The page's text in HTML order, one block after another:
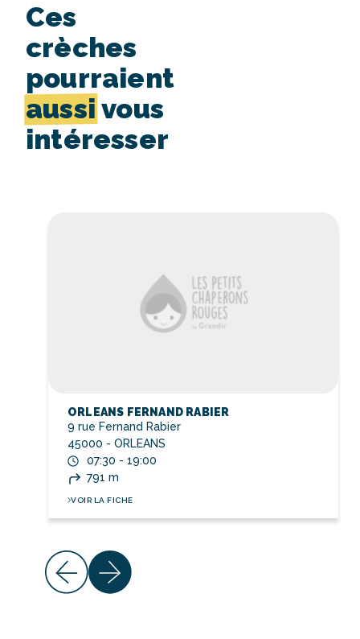
Ces
crèches
pourraient
aussi vous
intéresser
ORLEANS FERNAND RABIER
9 rue Fernand Rabier
45000 - ORLEANS
07:30 - 19:00
791 m
VOIR LA FICHE